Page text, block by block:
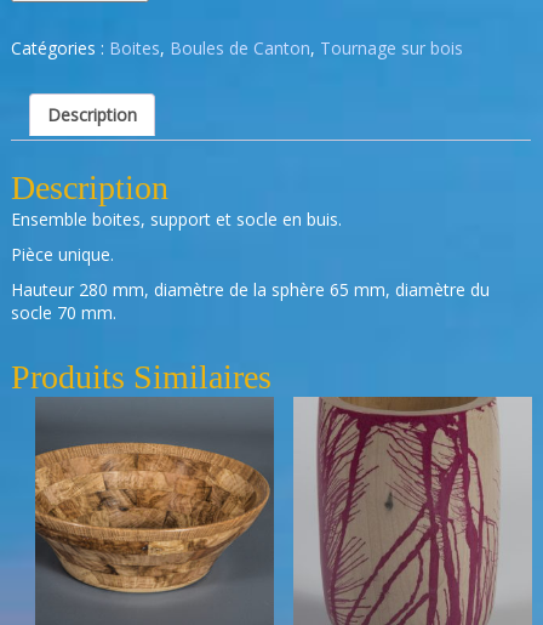
Catégories : Boites, Boules de Canton, Tournage sur bois
Description
Description
Ensemble boites, support et socle en buis.
Pièce unique.
Hauteur 280 mm, diamètre de la sphère 65 mm, diamètre du
socle 70 mm.
Produits Similaires